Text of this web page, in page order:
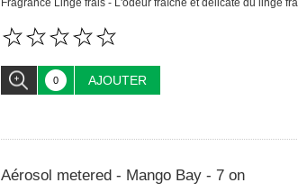
Fragrance Linge frais - L'odeur fraîche et délicate du linge
AJOUTER
Aérosol metered - Mango Bay - 7 on